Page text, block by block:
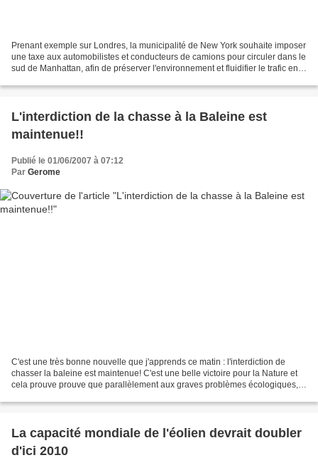
Prenant exemple sur Londres, la municipalité de New York souhaite imposer
une taxe aux automobilistes et conducteurs de camions pour circuler dans le
sud de Manhattan, afin de préserver l'environnement et fluidifier le trafic en
L'interdiction de la chasse à la Baleine est
maintenue!!
Publié le 01/06/2007 à 07:12
Par Gerome
C'est une très bonne nouvelle que j'apprends ce matin : l'interdiction de
chasser la baleine est maintenue! C'est une belle victoire pour la Nature et
cela prouve prouve que parallèlement aux graves problèmes écologiques,
La capacité mondiale de l'éolien devrait doubler
d'ici 2010